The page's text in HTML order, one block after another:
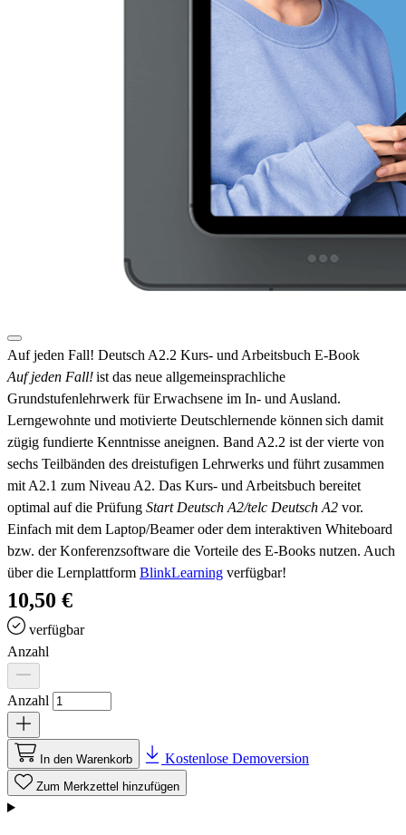
Auf jeden Fall! Deutsch A2.2 Kurs- und Arbeitsbuch E-Book
Auf jeden Fall!ist das neue allgemeinsprachliche
Grundstufenlehrwerk für Erwachsene im In- und Ausland.
Lerngewohnte und motivierte Deutschlernende können sich damit
zügig fundierte Kenntnisse aneignen. Band A2.2 ist der vierte von
sechs Teilbänden des dreistufigen Lehrwerks und führt zusammen
mit A2.1 zum Niveau A2. Das Kurs- und Arbeitsbuch bereitet
optimal auf die Prüfung Start Deutsch A2/telc Deutsch A2 vor.
Einfach mit dem Laptop/Beamer oder dem interaktiven Whiteboard
bzw. der Konferenzsoftware die Vorteile des E-Books nutzen. Auch
über die Lernplattform BlinkLearning verfügbar!
10,50 €
verfügbar
Anzahl
Anzahl
In den Warenkorb Kostenlose Demoversion
Zum Merkzettel hinzufügen